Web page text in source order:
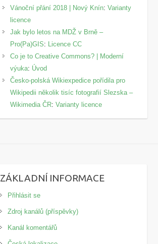
Vánoční přání 2018 | Nový Knín: Varianty
licence
Jak bylo letos na MDŽ v Brně –
Pro(Pa)GIS: Licence CC
Co je to Creative Commons? | Moderní
výuka: Úvod
Česko-polská Wikiexpedice pořídila pro
Wikipedii několik tisíc fotografií Slezska –
Wikimedia ČR: Varianty licence
ZÁKLADNÍ INFORMACE
Přihlásit se
Zdroj kanálů (příspěvky)
Kanál komentářů